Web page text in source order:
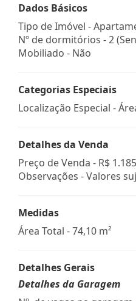
Dados Básicos
Tipo de Imóvel -
Nº de dormitórios - 2
Mobiliado - Não
Categorias Especiais
Localização Especial -
Detalhes da Venda
Preço de Venda - R$
Observações - Valores
Medidas
Área Total - 74,10 m²
Detalhes Gerais
Detalhes da Garagem